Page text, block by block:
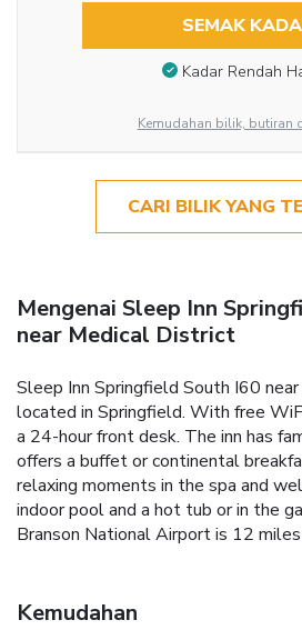
SEMAK
Kadar Rendah
Kemudahan bilik, butiran
CARI BILIK YANG
Mengenai Sleep Inn
near Medical District
Sleep Inn Springfield South I60
located in Springfield. With free
a 24-hour front desk. The inn has
offers a buffet or continental
relaxing moments in the spa and
indoor pool and a hot tub or in the
Branson National Airport is 12
Kemudahan